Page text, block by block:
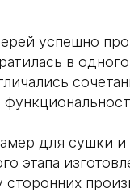
успешно
в
для сушки